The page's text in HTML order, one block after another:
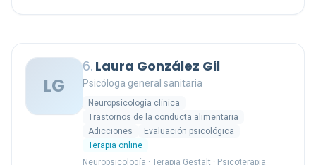
LG
6. Laura González Gil
Psicóloga general sanitaria
Neuropsicología clínica
Trastornos de la conducta alimentaria
Adicciones
Evaluación psicológica
Terapia online
Neuropsicología · Terapia Gestalt · Psicoterapia